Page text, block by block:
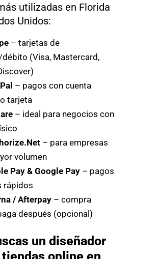
utilizadas en Florida
Unidos:
– tarjetas de
(Visa, Mastercard,
– pagos con cuenta
tarjeta
– ideal para negocios con
– para empresas
volumen
Pay & Google Pay – pagos
rápidos
/ Afterpay – compra
después (opcional)
un diseñador
online en